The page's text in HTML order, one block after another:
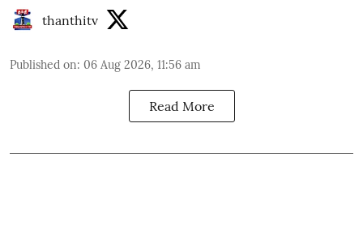
thanthitv
Published on: 06 Aug 2026, 11:56 am
Read More